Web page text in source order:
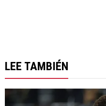
LEE TAMBIÉN